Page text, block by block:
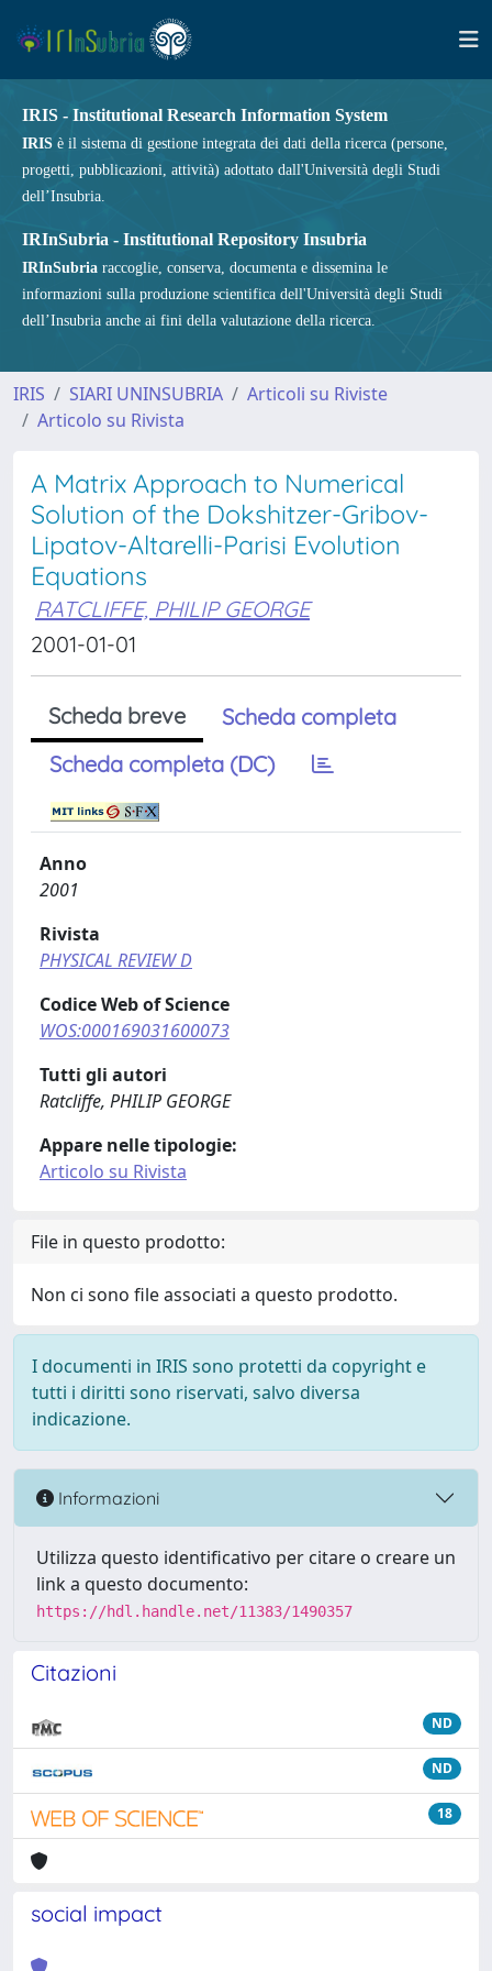
IRIS - Institutional Research Information System
IRIS è il sistema di gestione integrata dei dati della ricerca (persone,
progetti, pubblicazioni, attività) adottato dall'Università degli Studi
dell’Insubria.
IRInSubria - Institutional Repository Insubria
IRInSubria raccoglie, conserva, documenta e dissemina le
informazioni sulla produzione scientifica dell'Università degli Studi
dell’Insubria anche ai fini della valutazione della ricerca.
IRIS SIARI UNINSUBRIA
Articoli su Riviste
Articolo su Rivista
A Matrix Approach to Numerical
Solution of the Dokshitzer-Gribov-
Lipatov-Altarelli-Parisi Evolution
Equations
RATCLIFFE, PHILIP GEORGE
2001-01-01
Scheda breve
Scheda completa
Scheda completa (DC)
Anno
2001
Rivista
PHYSICAL REVIEW D
Codice Web of Science
WOS:000169031600073
Tutti gli autori
Ratcliffe, PHILIP GEORGE
Appare nelle tipologie:
Articolo su Rivista
File in questo prodotto:
Non ci sono file associati a questo prodotto.
I documenti in IRIS sono protetti da copyright e
tutti i diritti sono riservati, salvo diversa
indicazione.
Informazioni
Utilizza questo identificativo per citare o creare un
link a questo documento:
https://hdl.handle.net/11383/1490357
Citazioni
ND
ND
18
social impact